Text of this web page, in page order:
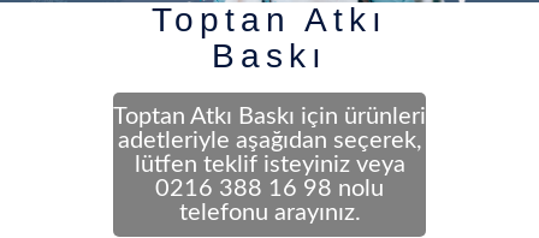
Toptan Atkı
Baskı
Toptan Atkı Baskı için ürünleri
adetleriyle aşağıdan seçerek,
lütfen teklif isteyiniz veya
0216 388 16 98 nolu
telefonu arayınız.